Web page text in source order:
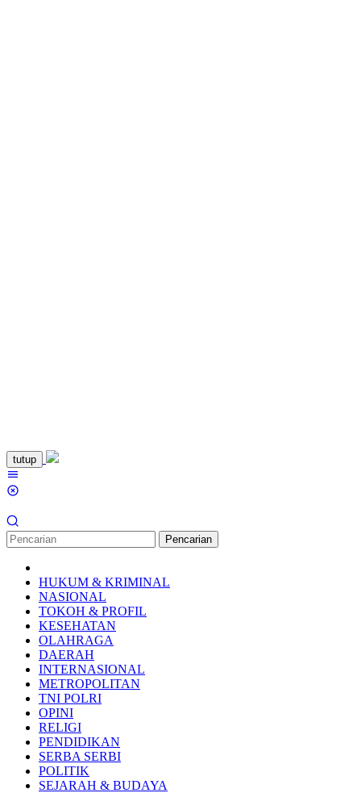
Loncat
ke
konten
tutup
Pencarian
HUKUM & KRIMINAL
NASIONAL
TOKOH & PROFIL
KESEHATAN
OLAHRAGA
DAERAH
INTERNASIONAL
METROPOLITAN
TNI POLRI
OPINI
RELIGI
PENDIDIKAN
SERBA SERBI
POLITIK
SEJARAH & BUDAYA